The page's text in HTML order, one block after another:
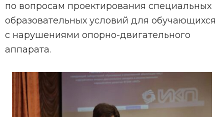
по вопросам проектирования специальных
образовательных условий для обучающихся
с нарушениями опорно-двигательного
аппарата.